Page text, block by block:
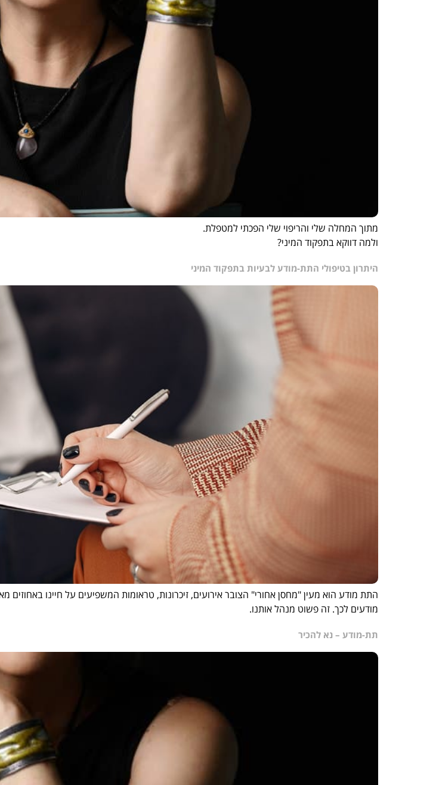
מתוך המחלה שלי והריפוי שלי הפכתי למטפלת.
ולמה דווקא בתפקוד המיני?
היתרון בטיפולי התת-מודע לבעיות בתפקוד המיני
התת מודע הוא מעין "מחסן אחורי" הצובר אירועים, זיכרונות, טראומות המשפיעים על חיינו
מודעים לכך. זה פשוט מנהל אותנו.
תת-מודע – נא להכיר